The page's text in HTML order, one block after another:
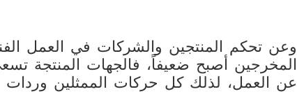
وعن تحكم المنتجين والشركات في العمل
المخرجين أصبح ضعيفاً، فالجهات المنتجة
عن العمل، لذلك كل حركات الممثلين